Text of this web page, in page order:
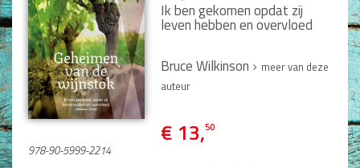
Man / Vrouw
Man
Vrouw
Alle producten
Seksualiteit
Jongerenboeken
978-90-5999-2214
Ik ben gekomen opdat zij
leven hebben en overvloed
Bruce Wilkinson
meer van deze
auteur
€ 13,50